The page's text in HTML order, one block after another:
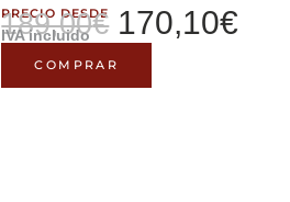
PRECIO DESDE
189,00€ 170,10€
IVA incluido
COMPRAR